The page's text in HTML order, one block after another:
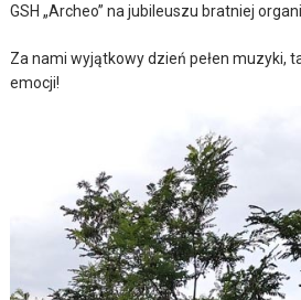
GSH „Archeo” na jubileuszu bratniej
Za nami wyjątkowy dzień pełen muzyki,
emocji!